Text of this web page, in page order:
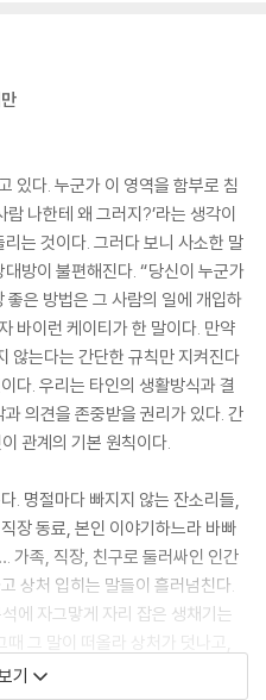
있다. 누군가 이 영역을 함부로 침
나한테 왜 그러지?’라는 생각이
는 것이다. 그러다 보니 사소한 말
방이 불편해진다. “당신이 누군가
은 방법은 그 사람의 일에 개입하
바이런 케이티가 한 말이다. 만약
않는다는 간단한 규칙만 지켜진다
다. 우리는 타인의 생활방식과 결
의견을 존중받을 권리가 있다. 간
관계의 기본 원칙이다.
. 명절마다 빠지지 않는 잔소리들,
장 동료, 본인 이야기하느라 바빠
가족, 직장, 친구로 둘러싸인 인간
상처 입히는 말들이 흘러넘친다.
에 자그맣게 자리 잡은 생채기는
그 말이 떠올라 상처가 덧나고,
때마다 딱지 앉은 상처에 핏방울
기